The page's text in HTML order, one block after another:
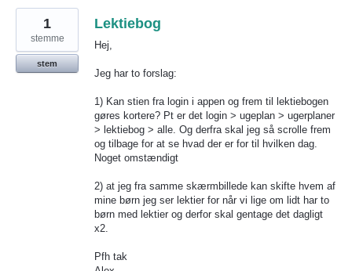
Lektiebog
Hej,
Jeg har to forslag:
1) Kan stien fra login i appen og frem til lektiebogen
gøres kortere? Pt er det login > ugeplan > ugerplaner
> lektiebog > alle. Og derfra skal jeg så scrolle frem
og tilbage for at se hvad der er for til hvilken dag.
Noget omstændigt
2) at jeg fra samme skærmbillede kan skifte hvem af
mine børn jeg ser lektier for når vi lige om lidt har to
børn med lektier og derfor skal gentage det dagligt
x2.
Pfh tak
1
stemme
stem